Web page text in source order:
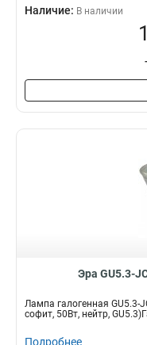
Наличие: В наличии
Эра GU5.3-
Лампа галогенная GU5.3-
софит, 50Вт, нейтр,
Подробнее